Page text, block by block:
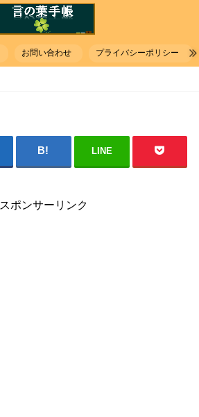
お問い合わせ プライバシーポリシー
LINE
スポンサーリンク